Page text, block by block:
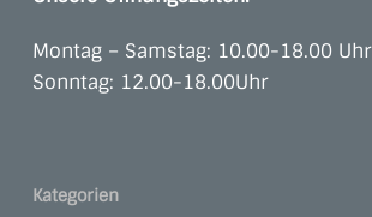
Montag – Samstag: 10.00-18.00 Uhr
Sonntag: 12.00-18.00Uhr
Kategorien